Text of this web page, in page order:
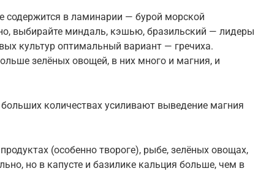
содержится в ламинарии — бурой морской
выбирайте миндаль, кэшью, бразильский — лидеры
культур оптимальный вариант — гречиха.
зелёных овощей, в них много и магния, и
количествах усиливают выведение магния
(особенно твороге), рыбе, зелёных овощах,
но в капусте и базилике кальция больше, чем в